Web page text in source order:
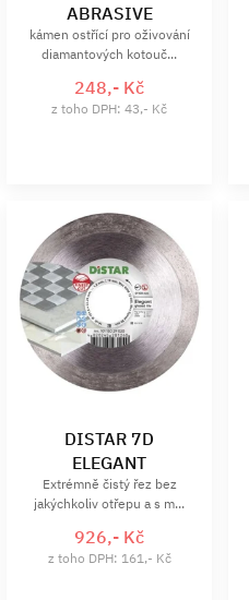
ABRASIVE
kámen ostřící pro oživování
diamantových kotouč...
248,- Kč
z toho DPH: 43,- Kč
DISTAR 7D
ELEGANT
Extrémně čistý řez bez
jakýchkoliv otřepu a s m...
926,- Kč
z toho DPH: 161,- Kč